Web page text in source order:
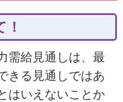
需給見通しは、最
きる見通しではあ
はいえないことか